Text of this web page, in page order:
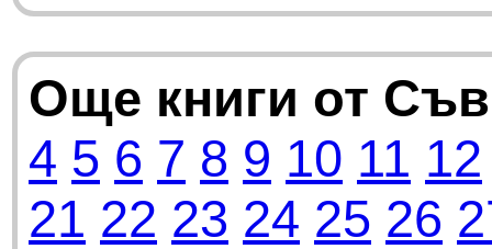
Още книги от
4 5 6 7 8 9 10 11 12
21 22 23 24 25 26